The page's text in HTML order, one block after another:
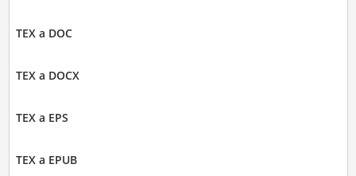
TEX a DOC
TEX a DOCX
TEX a EPS
TEX a EPUB